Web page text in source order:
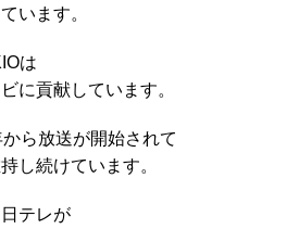
います。
は
に貢献しています。
ら放送が開始されて
し続けています。
テレが